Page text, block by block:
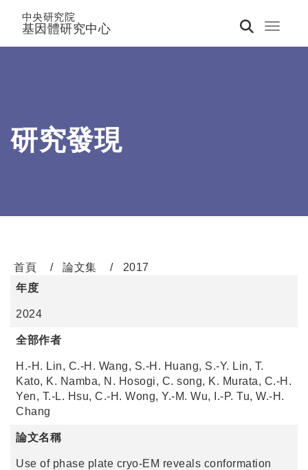
Toggle
中央研究院
基因體研究中心
研究發現
首頁 論文集
2017
年度
2024
全部作者
H.-H. Lin, C.-H. Wang, S.-H. Huang, S.-Y. Lin, T.
Kato, K. Namba, N. Hosogi, C. song, K. Murata, C.-H.
Yen, T.-L. Hsu, C.-H. Wong, Y.-M. Wu, I.-P. Tu, W.-H.
Chang
論文名稱
Use of phase plate cryo-EM reveals conformation